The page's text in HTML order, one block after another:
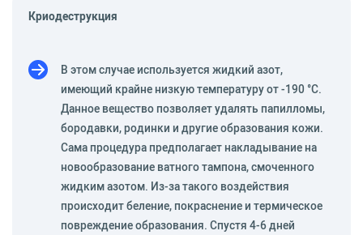
Криодеструкция
В этом случае используется жидкий азот,
имеющий крайне низкую температуру от -190 °С.
Данное вещество позволяет удалять папилломы,
бородавки, родинки и другие образования кожи.
Сама процедура предполагает накладывание на
новообразование ватного тампона, смоченного
жидким азотом. Из-за такого воздействия
происходит беление, покраснение и термическое
повреждение образования. Спустя 4-6 дней